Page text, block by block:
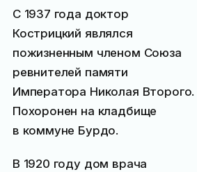
С 1937 года доктор
Кострицкий являлся
пожизненным членом Союза
ревнителей памяти
Императора Николая Второго.
Похоронен на кладбище
в коммуне Бурдо.
В 1920 году дом врача